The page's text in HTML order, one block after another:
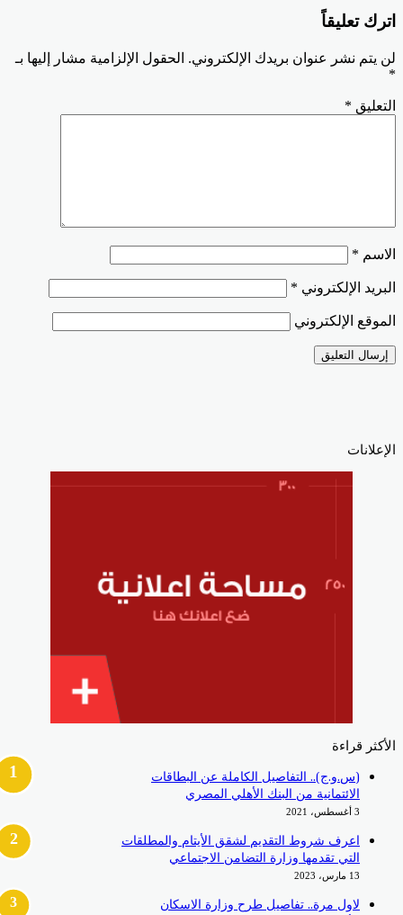
اترك تعليقاً
لن يتم نشر عنوان بريدك الإلكتروني. الحقول الإلزامية مشار إليها بـ
التعليق*
الاسم*
البريد الإلكتروني *
الموقع الإلكتروني
الإعلانات
الأكثر قراءة
(س.و.ج).. التفاصيل الكاملة عن البطاقات
الائتمانية من البنك الأهلي المصري
اعرف شروط التقديم لشقق الأيتام والمطلقات
التي تقدمها وزارة التضامن الاجتماعي
13 مارس، 2023
لاول مرة.. تفاصيل طرح وزارة الاسكان